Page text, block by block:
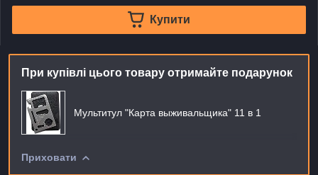
Купити
При купівлі цього товару отримайте подарунок
Мультитул "Карта выживальщика" 11 в 1
Приховати